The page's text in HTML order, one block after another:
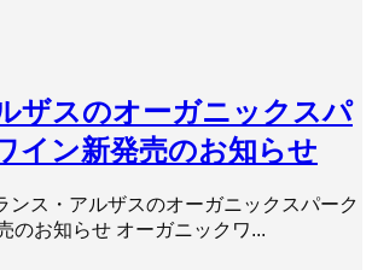
ザスのオーガニックスパ
イン新発売のお知らせ
ンス・アルザスのオーガニックスパーク
のお知らせ オーガニックワ...